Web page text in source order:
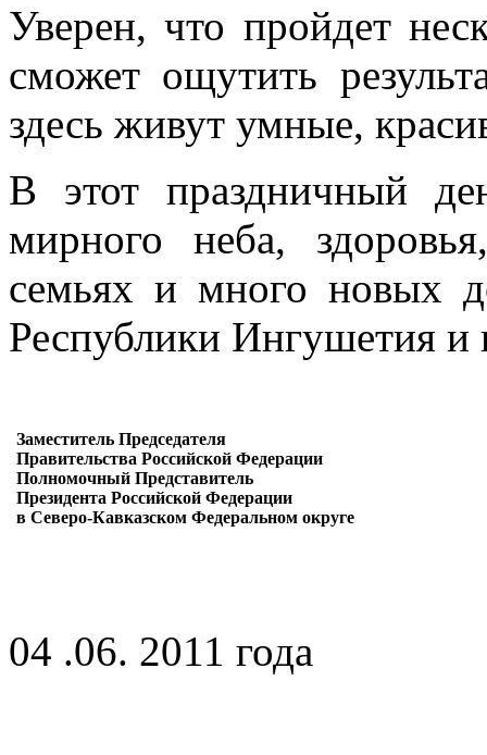
Уверен, что пройдет
сможет ощутить
здесь живут умные,
В этот праздничный
мирного неба,
семьях и много новых
Республики Ингушетия и
Заместитель Председателя
Правительства Российской Федерации
Полномочный Представитель
Президента Российской Федерации
в Северо-Кавказском Федеральном округе
04 .06. 2011 года